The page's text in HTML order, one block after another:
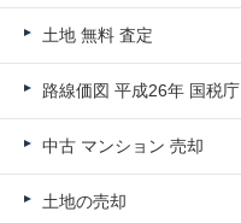
土地 無料 査定
路線価図 平成26年 国税庁
中古 マンション 売却
土地の売却